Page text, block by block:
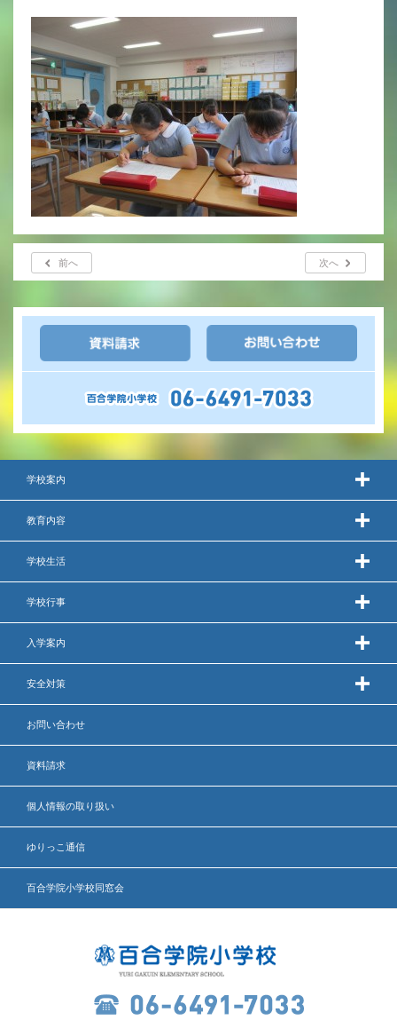
前へ 次へ
学校案内
教育内容
学校生活
学校行事
入学案内
安全対策
お問い合わせ
資料請求
個人情報の取り扱い
ゆりっこ通信
百合学院小学校同窓会
百合学院小学校の一日
学校図書館
All in School
学校感染症に関する 報告書・登校
許可証
新入生募集要項
入学金・学費
保護者の声・入試関連よくある質問
説明会・公開行事
いじめ防止基本方針